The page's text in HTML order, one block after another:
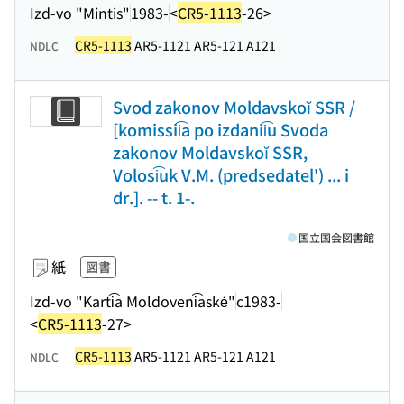
Izd-vo "Mintis"1983-<CR5-1113-26>
NDLC CR5-1113 AR5-1121 AR5-121 A121
Svod zakonov Moldavskoĭ SSR /
[komissii͡a po izdanii͡u Svoda
zakonov Moldavskoĭ SSR,
Volosi͡uk V.M. (predsedatel') ... i
dr.]. -- t. 1-.
紙 図書
Izd-vo "Karti͡a Moldoveni͡askė"c1983-
<CR5-1113-27>
国立国会図書館
NDLC CR5-1113 AR5-1121 AR5-121 A121